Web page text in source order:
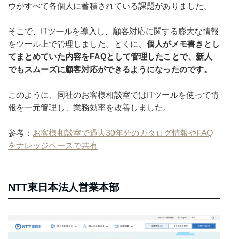
ウがすべて各個人に蓄積されている課題がありました。
そこで、ITツールを導入し、顧客対応に関する膨大な情報
をツール上で管理しました。とくに、 個人がメモ書きとし
てまとめていた内容をFAQとして管理したことで、新人
でもスムーズに顧客対応ができるようになったのです。
このように、同社のお客様相談室ではITツールを使って情
報を一元管理し、業務効率を改善しました。
参考： お客様相談室で過去30年分のカタログ情報やFAQ
をナレッジベースで共有
NTT東日本法人営業本部